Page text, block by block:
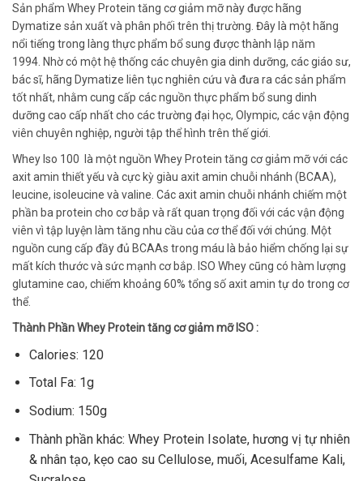
Sản phẩm Whey Protein tăng cơ giảm mỡ này được hãng
Dymatize sản xuất và phân phối trên thị trường. Đây là một hãng
nổi tiếng trong làng thực phẩm bổ sung được thành lập năm
1994. Nhờ có một hệ thống các chuyên gia dinh dưỡng, các giáo sư,
bác sĩ, hãng Dymatize liên tục nghiên cứu và đưa ra các sản phẩm
tốt nhất, nhằm cung cấp các nguồn thực phẩm bổ sung dinh
dưỡng cao cấp nhất cho các trường đại học, Olympic, các vận động
viên chuyên nghiệp, người tập thể hình trên thế giới.
Whey Iso 100 là một nguồn Whey Protein tăng cơ giảm mỡ với các
axit amin thiết yếu và cực kỳ giàu axit amin chuỗi nhánh (BCAA),
leucine, isoleucine và valine. Các axit amin chuỗi nhánh chiếm một
phần ba protein cho cơ bắp và rất quan trọng đối với các vận động
viên vì tập luyện làm tăng nhu cầu của cơ thể đối với chúng. Một
nguồn cung cấp đầy đủ BCAAs trong máu là bảo hiểm chống lại sự
mất kích thước và sức mạnh cơ bắp. ISO Whey cũng có hàm lượng
glutamine cao, chiếm khoảng 60% tổng số axit amin tự do trong cơ
thể.
Thành Phần Whey Protein tăng cơ giảm mỡ ISO :
Calories: 120
Total Fa: 1g
Sodium: 150g
Thành phần khác: Whey Protein Isolate, hương vị tự nhiên
& nhân tạo, kẹo cao su Cellulose, muối, Acesulfame Kali,